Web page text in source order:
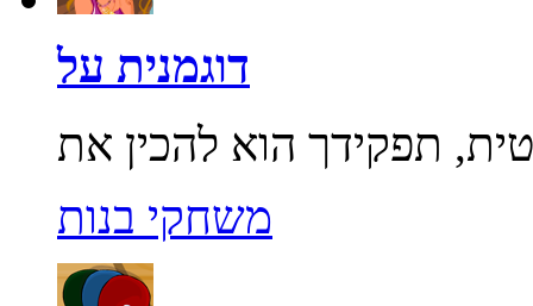
דוגמנית על
משחקי בנות